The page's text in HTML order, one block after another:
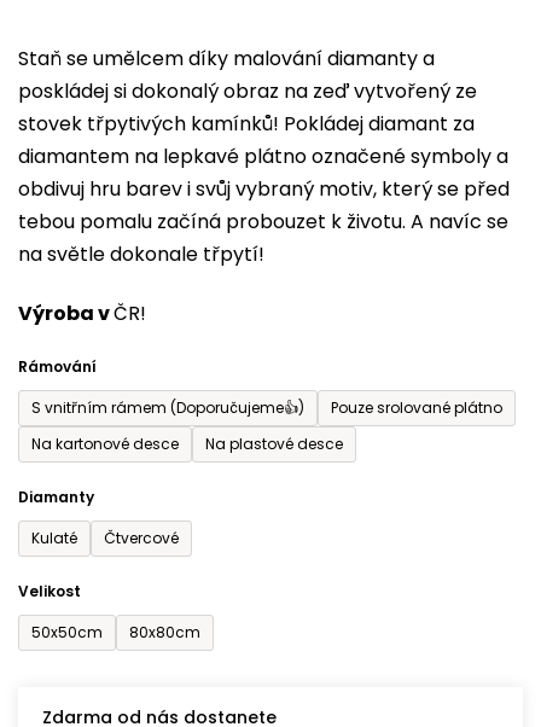
Staň se umělcem díky malování diamanty a
poskládej si dokonalý obraz na zeď vytvořený ze
stovek třpytivých kamínků! Pokládej diamant za
diamantem na lepkavé plátno označené symboly a
obdivuj hru barev i svůj vybraný motiv, který se před
tebou pomalu začíná probouzet k životu. A navíc se
na světle dokonale třpytí!
Výroba vČR!
Rámování
S vnitřním rámem (Doporučujeme👍)
Pouze srolované plátno
Na kartonové desce
Na plastové desce
Diamanty
Kulaté
Čtvercové
Velikost
50x50cm
80x80cm
Zdarma od nás dostanete
je
0,0
z
5
hvězdiček.